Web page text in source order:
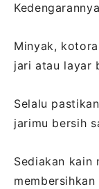
Minyak,
jari atau layar
Selalu
jarimu bersih
Sediakan